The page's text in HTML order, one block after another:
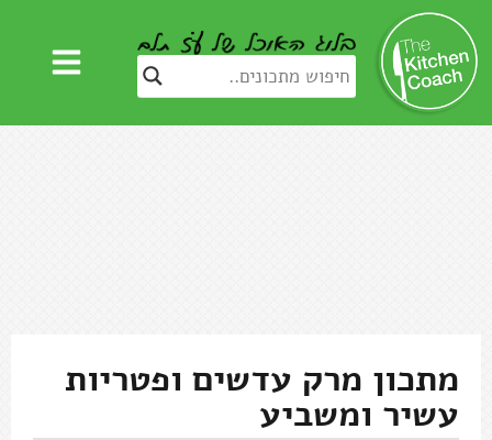
מתכון מרק עדשים ופטריות
עשיר ומשביע